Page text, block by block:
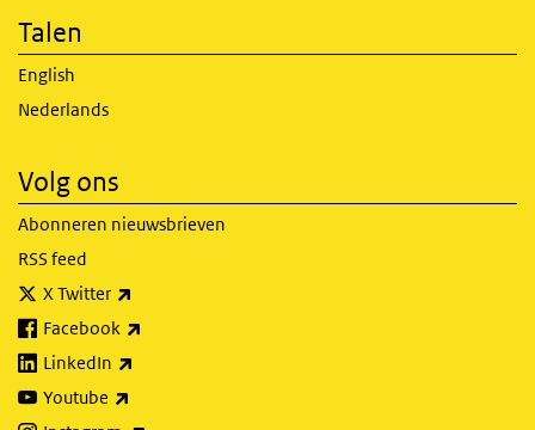
Talen
English
Nederlands
Volg ons
Abonneren nieuwsbrieven
RSS feed
X Twitter
Facebook
LinkedIn
Youtube